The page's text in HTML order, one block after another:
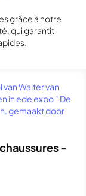
grâce à notre
qui garantit
-